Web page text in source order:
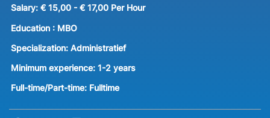
Salary: € 15,00 - € 17,00 Per Hour
Education : MBO
Specialization: Administratief
Minimum experience: 1-2 years
Full-time/Part-time: Fulltime